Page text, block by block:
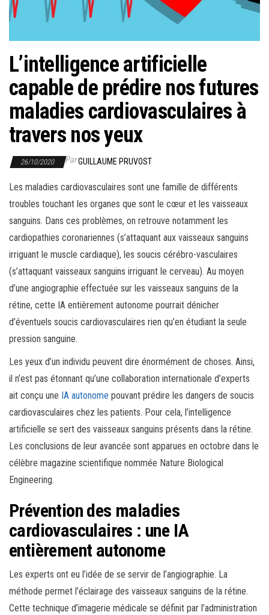
v
n
L’intelligence artificielle
capable de prédire nos futures
maladies cardiovasculaires à
travers nos yeux
26/10/2020 ParGUILLAUME PRUVOST
Les maladies cardiovasculaires sont une famille de différents
troubles touchant les organes que sont le cœur et les vaisseaux
sanguins. Dans ces problèmes, on retrouve notamment les
cardiopathies coronariennes (s’attaquant aux vaisseaux sanguins
irriguant le muscle cardiaque), les soucis cérébro-vasculaires
(s’attaquant vaisseaux sanguins irriguant le cerveau). Au moyen
d’une angiographie effectuée sur les vaisseaux sanguins de la
rétine, cette IA entièrement autonome pourrait dénicher
d’éventuels soucis cardiovasculaires rien qu’en étudiant la seule
pression sanguine.
Les yeux d’un individu peuvent dire énormément de choses. Ainsi,
il n’est pas étonnant qu’une collaboration internationale d’experts
ait conçu une IA autonome pouvant prédire les dangers de soucis
cardiovasculaires chez les patients. Pour cela, l’intelligence
artificielle se sert des vaisseaux sanguins présents dans la rétine.
Les conclusions de leur avancée sont apparues en octobre dans le
célèbre magazine scientifique nommée Nature Biological
Engineering.
Prévention des maladies
cardiovasculaires : une IA
entièrement autonome
Les experts ont eu l’idée de se servir de l’angiographie. La
méthode permet l’éclairage des vaisseaux sanguins de la rétine.
Cette technique d’imagerie médicale se définit par l’administration